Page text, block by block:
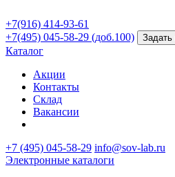
+7(916) 414-93-61
+7(495) 045-58-29 (доб.100)
Задать
Каталог
Акции
Контакты
Склад
Вакансии
+7 (495) 045-58-29 info@sov-lab.ru
Электронные каталоги